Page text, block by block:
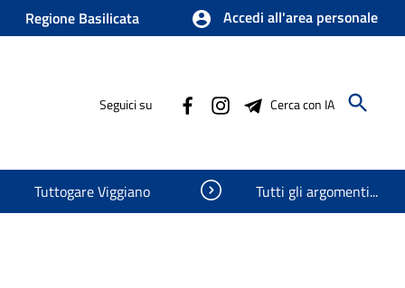
Regione Basilicata Accedi all'area personale
Seguici su Cerca con IA
Tuttogare Viggiano Visualizza oggetti nascosti
Tutti gli argomenti...